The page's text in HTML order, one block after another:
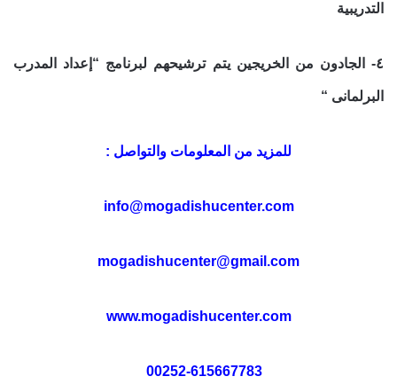
التدريبية
٤- الجادون من الخريجين يتم ترشيحهم لبرنامج “إعداد المدرب
البرلمانى “
للمزيد من المعلومات والتواصل :
info@mogadishucenter.com
mogadishucenter@gmail.com
www.mogadishucenter.com
00252-615667783